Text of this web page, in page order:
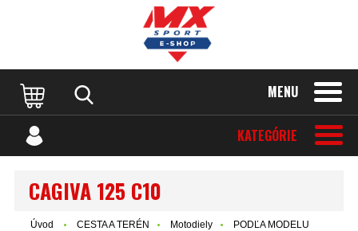
MENU
KATEGÓRIE
CAGIVA 125 C10
Úvod CESTA A TERÉN Motodiely
PODĽA MODELU